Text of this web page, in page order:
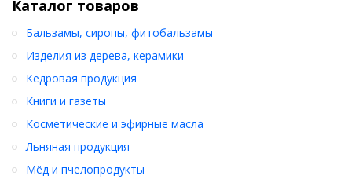
Каталог товаров
Бальзамы, сиропы, фитобальзамы
Изделия из дерева, керамики
Кедровая продукция
Книги и газеты
Косметические и эфирные масла
Льняная продукция
Мёд и пчелопродукты